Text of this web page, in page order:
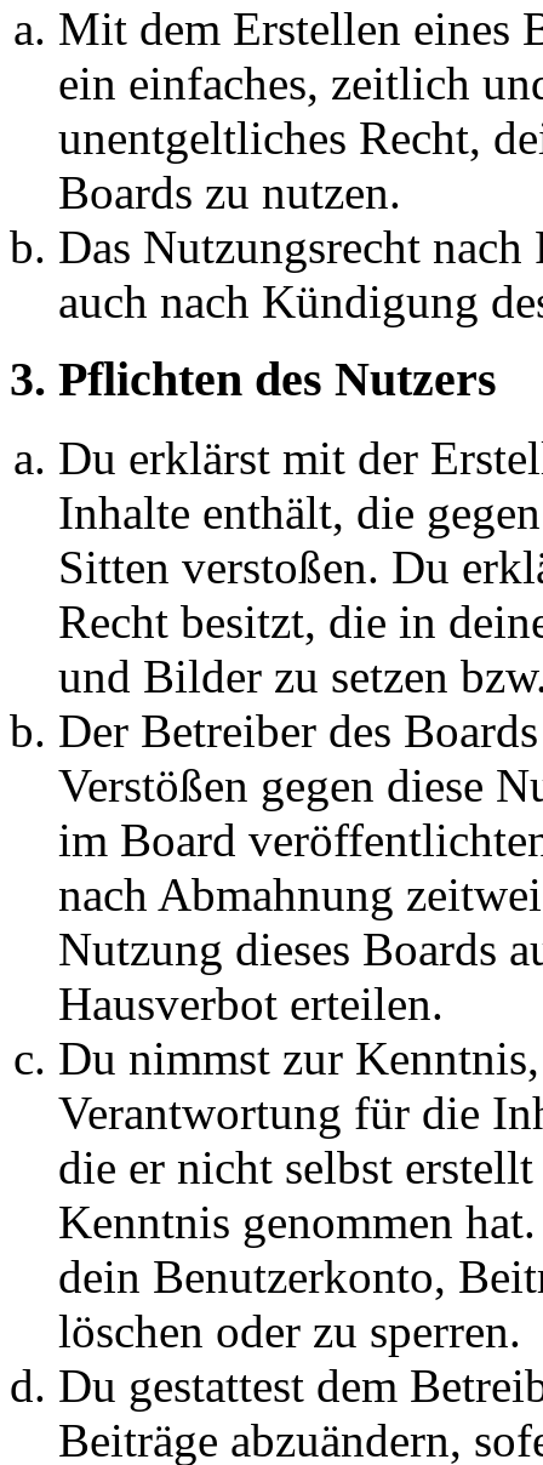
Mit dem Erstellen eines
ein einfaches, zeitlich
unentgeltliches Recht,
Boards zu nutzen.
Das Nutzungsrecht
auch nach Kündigung
3. Pflichten des Nutzers
Du erklärst mit der
Inhalte enthält, die
Sitten verstoßen. Du
Recht besitzt, die in
und Bilder zu setzen
Der Betreiber des
Verstößen gegen diese
im Board
nach Abmahnung
Nutzung dieses Boards
Hausverbot erteilen.
Du nimmst zur
Verantwortung für die
die er nicht selbst
Kenntnis genommen
dein Benutzerkonto,
löschen oder zu sperren.
Du gestattest dem
Beiträge abzuändern,